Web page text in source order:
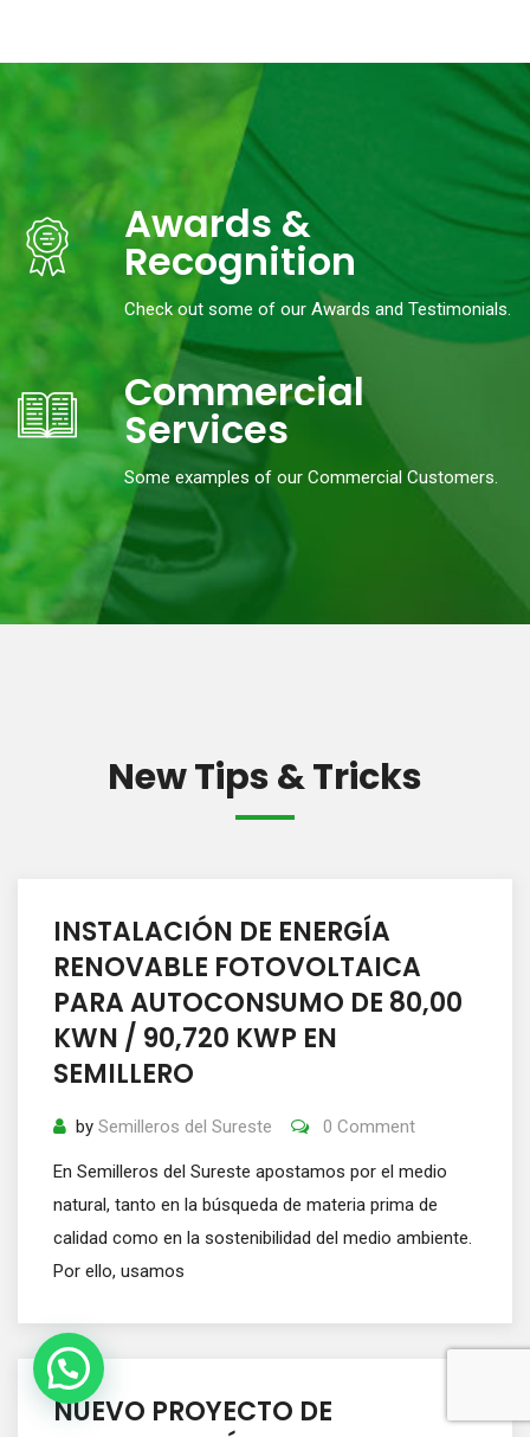
Awards &
Recognition
Check out some of our Awards and Testimonials.
Commercial
Services
Some examples of our Commercial Customers.
New Tips & Tricks
INSTALACIÓN DE ENERGÍA
RENOVABLE FOTOVOLTAICA
PARA AUTOCONSUMO DE 80,00
KWN / 90,720 KWP EN
SEMILLERO
by Semilleros del Sureste 0 Comment
En Semilleros del Sureste apostamos por el medio
natural, tanto en la búsqueda de materia prima de
calidad como en la sostenibilidad del medio ambiente.
Por ello, usamos
NUEVO PROYECTO DE